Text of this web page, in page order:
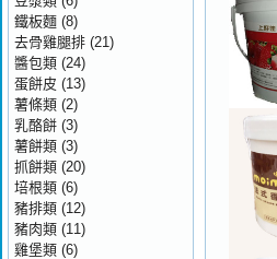
鐵板麵 (8)
去骨雞腿排 (21)
醬包類 (24)
蛋餅皮 (13)
薯條類 (2)
乳酪餅 (3)
薯餅類 (3)
抓餅類 (20)
培根類 (6)
豬排類 (12)
豬肉類 (11)
雞堡類 (6)